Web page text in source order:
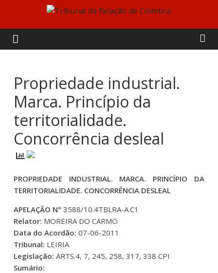
content
Tribunal
da
Relação
de
Coimbra
Propriedade industrial.
Marca. Princípio da
territorialidade.
Concorrência desleal
PROPRIEDADE INDUSTRIAL. MARCA. PRINCÍPIO DA
TERRITORIALIDADE. CONCORRÊNCIA DESLEAL
APELAÇÃO Nº 3588/10.4TBLRA-A.C1
Relator: MOREIRA DO CARMO
Data do Acordão: 07-06-2011
Tribunal: LEIRIA
Legislação:ARTS.4, 7, 245, 258, 317, 338 CPI
Sumário: